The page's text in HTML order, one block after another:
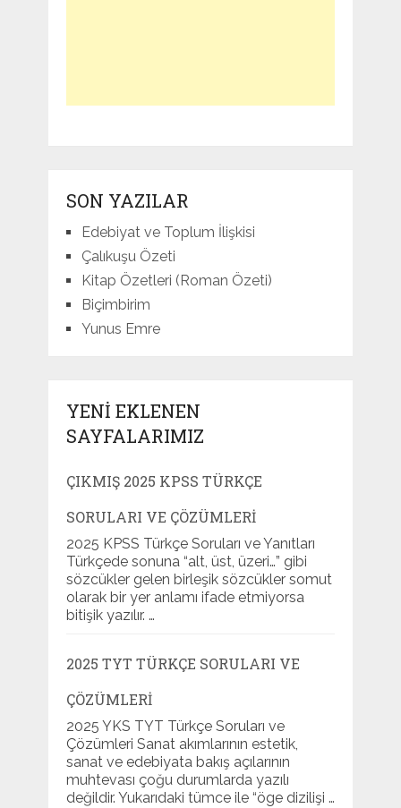
SON YAZILAR
Edebiyat ve Toplum İlişkisi
Çalıkuşu Özeti
Kitap Özetleri (Roman Özeti)
Biçimbirim
Yunus Emre
YENI EKLENEN
SAYFALARIMIZ
ÇIKMIŞ 2025 KPSS TÜRKÇE
SORULARI VE ÇÖZÜMLERI
2025 KPSS Türkçe Soruları ve Yanıtları
Türkçede sonuna “alt, üst, üzeri…” gibi
sözcükler gelen birleşik sözcükler somut
olarak bir yer anlamı ifade etmiyorsa
bitişik yazılır. …
2025 TYT TÜRKÇE SORULARI VE
ÇÖZÜMLERI
2025 YKS TYT Türkçe Soruları ve
Çözümleri Sanat akımlarının estetik,
sanat ve edebiyata bakış açılarının
muhtevası çoğu durumlarda yazılı
değildir. Yukarıdaki tümce ile “öge dizilişi …